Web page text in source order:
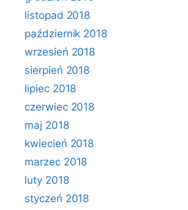
listopad 2018
październik 2018
wrzesień 2018
sierpień 2018
lipiec 2018
czerwiec 2018
maj 2018
kwiecień 2018
marzec 2018
luty 2018
styczeń 2018